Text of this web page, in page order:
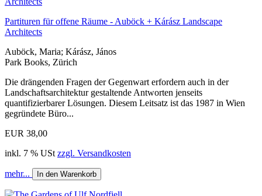
Partituren für offene Räume - Auböck + Kárász Landscape
Architects
Auböck, Maria; Kárász, János
Park Books, Zürich
Die drängenden Fragen der Gegenwart erfordern auch in der
Landschaftsarchitektur gestaltende Antworten jenseits
quantifizierbarer Lösungen. Diesem Leitsatz ist das 1987 in Wien
gegründete Büro...
EUR 38,00
inkl. 7 % USt zzgl. Versandkosten
mehr... In den Warenkorb